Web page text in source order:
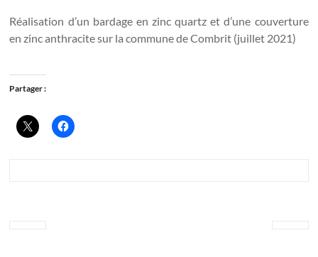
Réalisation d’un bardage en zinc quartz et d’une couverture
en zinc anthracite sur la commune de Combrit (juillet 2021)
Partager :